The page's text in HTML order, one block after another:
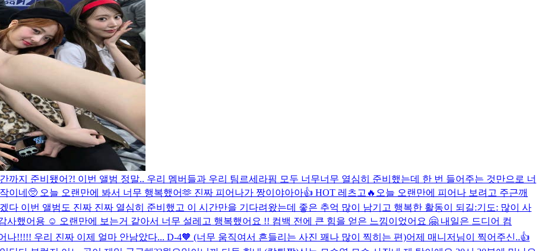
까지 준비됐어?! 이번 앨범 정말.. 우리 멤버들과 우리 팀르세라핌 모두 너무너무 열심히 준비했는데 한 번 들어주는 것만으로 너
이네🥺 오늘 오랜만에 봐서 너무 행복했어🫶 진짜 피어나가 짱이야아아👍 HOT 레츠고🔥 오늘 오랜만에 피어나 보려고 주근깨
다 이번 앨범도 진짜 진짜 열심히 준비했고 이 시간만을 기다려왔는데 좋은 추억 많이 남기고 행복한 활동이 되길:기도: 많이 사
했어용 ☺️ 오랜만에 보는거 같아서 너무 설레고 행복했어요 !! 컴백 전에 큰 힘을 얻은 느낌이었어요 🤗 내일은 드디어 컴
나!!!!! 우리 진짜 이제 얼마 안남았다... D-4🧡 (너무 움직여서 흔들리는 사진 꽤나 많이 찍히는 편)어제 매니저님이 찍어주신..👍